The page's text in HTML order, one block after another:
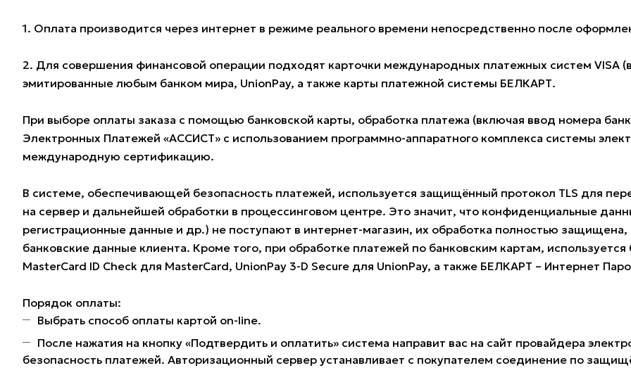
1. Оплата производится через интернет в режиме реального времени непосредственно после
2. Для совершения финансовой операции подходят карточки международных платежных систем VISA
эмитированные любым банком мира, UnionPay, а также карты платежной системы БЕЛКАРТ.
При выборе оплаты заказа с помощью банковской карты, обработка платежа (включая ввод номера
Электронных Платежей «АССИСТ» с использованием программно-аппаратного комплекса системы
международную сертификацию.
В системе, обеспечивающей безопасность платежей, используется защищённый протокол TLS для
на сервер и дальнейшей обработки в процессинговом центре. Это значит, что конфиденциальные
регистрационные данные и др.) не поступают в интернет-магазин, их обработка полностью
банковские данные клиента. Кроме того, при обработке платежей по банковским картам, используется
MasterCard ID Check для MasterCard, UnionPay 3-D Secure для UnionPay, а также БЕЛКАРТ – Интернет
Порядок оплаты:
Выбрать способ оплаты картой on-line.
После нажатия на кнопку «Подтвердить и оплатить» система направит вас на сайт провайдера
безопасность платежей. Авторизационный сервер устанавливает с покупателем соединение по